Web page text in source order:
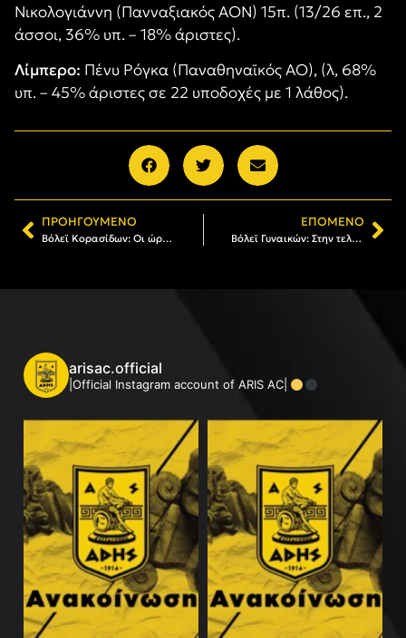
Νικολογιάννη (Πανναξιακός ΑΟΝ) 15π. (13/26 επ., 2
άσσοι, 36% υπ. – 18% άριστες).
Λίμπερο: Πένυ Ρόγκα (Παναθηναϊκός ΑΟ), (λ, 68%
υπ. – 45% άριστες σε 22 υποδοχές με 1 λάθος).
ΠΡΟΗΓΟΎΜΕΝΟ
Βόλεϊ Κορασίδων: Οι ώρες των αγώνων του Final 4
ΕΠΌΜΕΝΟ
Βόλεϊ Γυναικών: Στην τελική ευθεία για το ντέρμπι ο ΑΡΗΣ
arisac.official
|Official Instagram account of ARIS AC|